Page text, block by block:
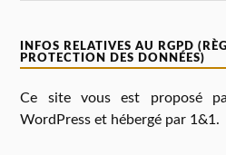
INFOS RELATIVES AU RGPD
PROTECTION DES DONNÉES)
Ce site vous est proposé
WordPress et hébergé par 1&1.